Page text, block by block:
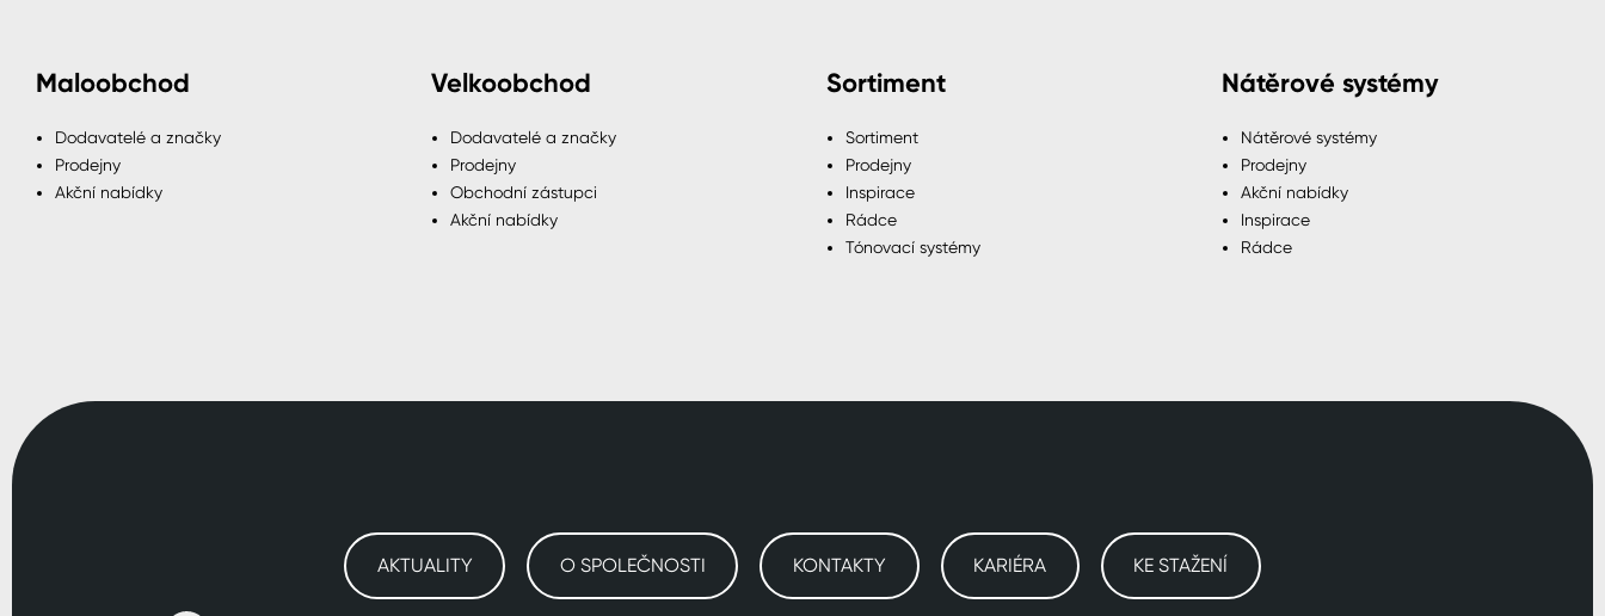
Maloobchod
Dodavatelé a značky
Prodejny
Akční nabídky
Velkoobchod
Dodavatelé a značky
Prodejny
Obchodní zástupci
Akční nabídky
Sortiment
Sortiment
Prodejny
Inspirace
Rádce
Tónovací systémy
Nátěrové systémy
Nátěrové systémy
Prodejny
Akční nabídky
Inspirace
Rádce
AKTUALITY O SPOLEČNOSTI KONTAKTY KARIÉRA KE STAŽENÍ